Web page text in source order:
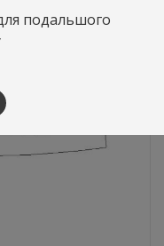
подальшого